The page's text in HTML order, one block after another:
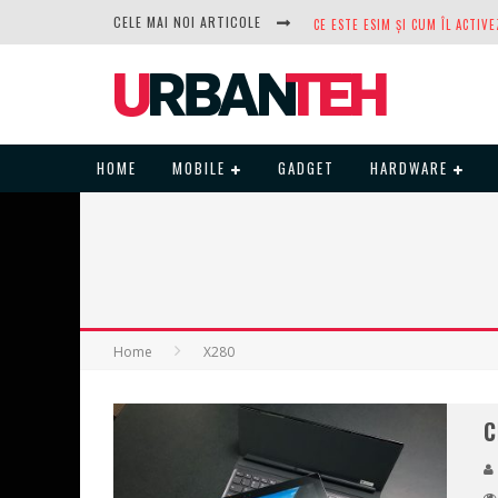
CELE MAI NOI ARTICOLE
DUPĂ ANI DE REFUZURI,
HOME MOBILE GADGET HARDWARE
Home X280